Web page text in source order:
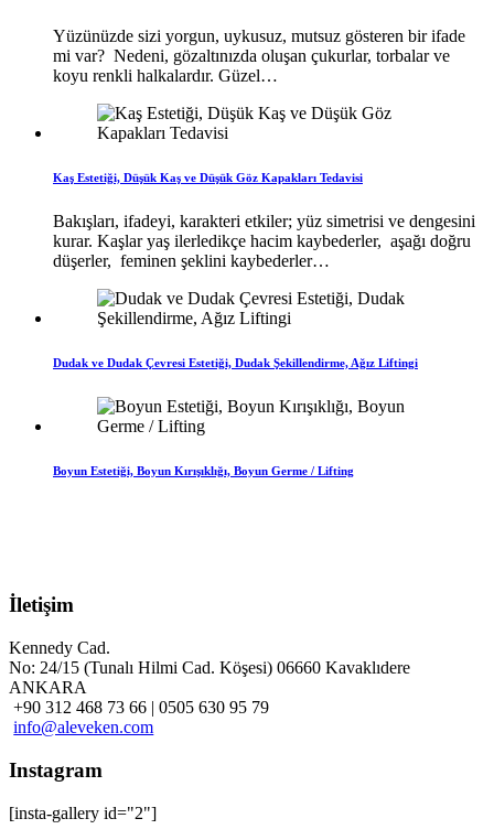
Yüzünüzde sizi yorgun, uykusuz, mutsuz gösteren bir ifade
mi var? Nedeni, gözaltınızda oluşan çukurlar, torbalar ve
koyu renkli halkalardır. Güzel…
Kaş Estetiği, Düşük Kaş ve Düşük Göz Kapakları Tedavisi
Bakışları, ifadeyi, karakteri etkiler; yüz simetrisi ve dengesini
kurar. Kaşlar yaş ilerledikçe hacim kaybederler, aşağı doğru
düşerler, feminen şeklini kaybederler…
Dudak ve Dudak Çevresi Estetiği, Dudak Şekillendirme, Ağız Liftingi
Boyun Estetiği, Boyun Kırışıklığı, Boyun Germe / Lifting
İletişim
Kennedy Cad.
No: 24/15 (Tunalı Hilmi Cad. Köşesi) 06660 Kavaklıdere
ANKARA
+90 312 468 73 66 | 0505 630 95 79
info@aleveken.com
Instagram
[insta-gallery id="2"]